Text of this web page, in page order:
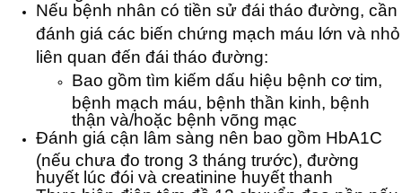
Nếu bệnh nhân có tiền sử đái tháo đường, cần
đánh giá các biến chứng mạch máu lớn và nhỏ
liên quan đến đái tháo đường:
Bao gồm tìm kiếm dấu hiệu bệnh cơ tim,
bệnh mạch máu, bệnh thần kinh, bệnh
thận và/hoặc bệnh võng mạc
Đánh giá cận lâm sàng nên bao gồm HbA1C
(nếu chưa đo trong 3 tháng trước), đường
huyết lúc đói và creatinine huyết thanh